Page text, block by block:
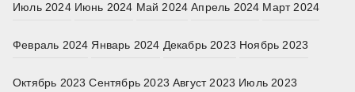
Июль 2024 Июнь 2024 Май 2024 Апрель 2024 Март 2024
Февраль 2024 Январь 2024 Декабрь 2023 Ноябрь 2023
Октябрь 2023 Сентябрь 2023 Август 2023 Июль 2023